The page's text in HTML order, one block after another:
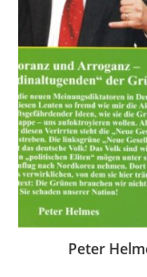
Peter